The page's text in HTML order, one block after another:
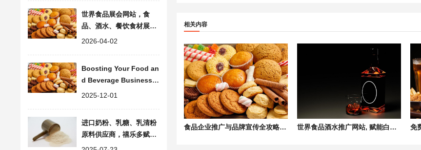
世界食品展会网站，食
品、酒水、餐饮食材展会
媒体宣传资源信息平台
2026-04-02
Boosting Your Food an
d Beverage Business i
n China with WorldFoo
2025-12-01
进口奶粉、乳糖、乳清粉
原料供应商，禧乐多赋能
食品行业应用
相关内容
食品企业推广与品牌宣传全攻略, 成就食品企业招商加盟新高度 世界食品酒水推广网站, 赋能白酒、进口洋酒品牌营销新篇